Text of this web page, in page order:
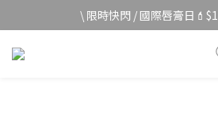
宅家防颱🌀全館$499
\ 限時快閃 / 國際唇膏日
宅家防颱🌀全館$499